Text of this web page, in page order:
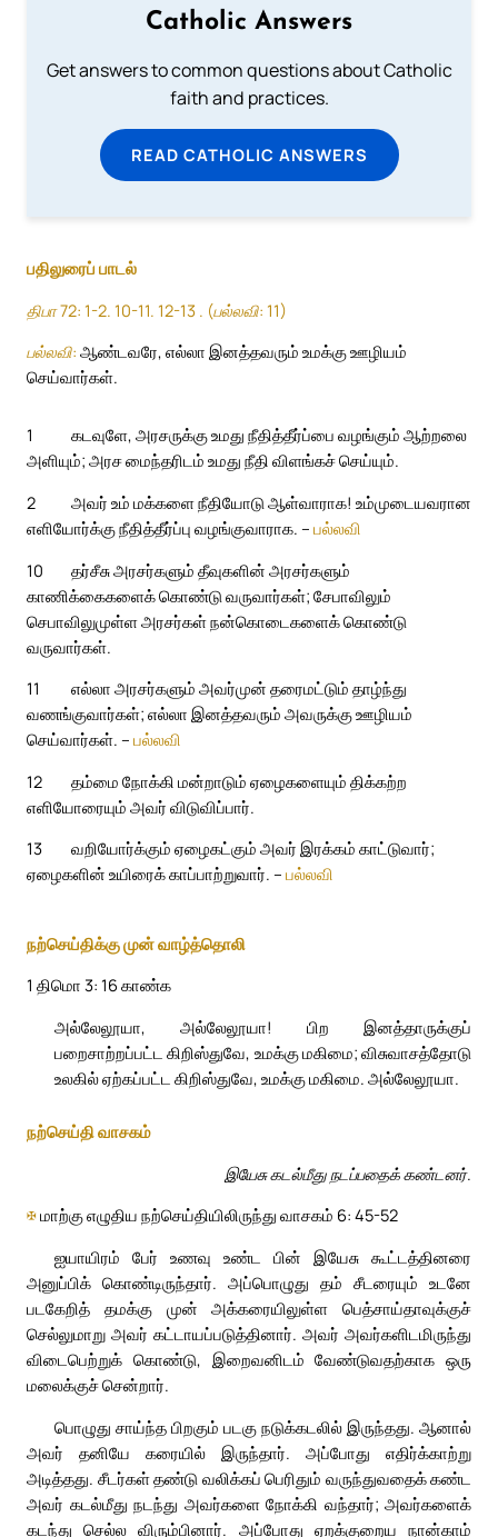
Catholic Answers
Get answers to common questions about Catholic
faith and practices.
READ CATHOLIC ANSWERS
பதிலுரைப் பாடல்
திபா 72: 1-2. 10-11. 12-13 . (பல்லவி: 11)
பல்லவி: ஆண்டவரே, எல்லா இனத்தவரும் உமக்கு ஊழியம்
செய்வார்கள்.
1
கடவுளே, அரசருக்கு உமது நீதித்தீர்ப்பை வழங்கும் ஆற்றலை
அளியும்; அரச மைந்தரிடம் உமது நீதி விளங்கச் செய்யும்.
2
அவர் உம் மக்களை நீதியோடு ஆள்வாராக! உம்முடையவரான
எளியோர்க்கு நீதித்தீர்ப்பு வழங்குவாராக. – பல்லவி
10
தர்சீசு அரசர்களும் தீவுகளின் அரசர்களும்
காணிக்கைகளைக் கொண்டு வருவார்கள்; சேபாவிலும்
செபாவிலுமுள்ள அரசர்கள் நன்கொடைகளைக் கொண்டு
வருவார்கள்.
11
எல்லா அரசர்களும் அவர்முன் தரைமட்டும் தாழ்ந்து
வணங்குவார்கள்; எல்லா இனத்தவரும் அவருக்கு ஊழியம்
செய்வார்கள். – பல்லவி
12
தம்மை நோக்கி மன்றாடும் ஏழைகளையும் திக்கற்ற
எளியோரையும் அவர் விடுவிப்பார்.
13
வறியோர்க்கும் ஏழைகட்கும் அவர் இரக்கம் காட்டுவார்;
ஏழைகளின் உயிரைக் காப்பாற்றுவார். – பல்லவி
நற்செய்திக்கு முன் வாழ்த்தொலி
1 திமொ 3: 16 காண்க
அல்லேலூயா, அல்லேலூயா! பிற இனத்தாருக்குப்
பறைசாற்றப்பட்ட கிறிஸ்துவே, உமக்கு மகிமை; விசுவாசத்தோடு
உலகில் ஏற்கப்பட்ட கிறிஸ்துவே, உமக்கு மகிமை. அல்லேலூயா.
நற்செய்தி வாசகம்
இயேசு கடல்மீது நடப்பதைக் கண்டனர்.
✠மாற்கு எழுதிய நற்செய்தியிலிருந்து வாசகம் 6: 45-52
ஐயாயிரம் பேர் உணவு உண்ட பின் இயேசு கூட்டத்தினரை
அனுப்பிக் கொண்டிருந்தார். அப்பொழுது தம் சீடரையும் உடனே
படகேறித் தமக்கு முன் அக்கரையிலுள்ள பெத்சாய்தாவுக்குச்
செல்லுமாறு அவர் கட்டாயப்படுத்தினார். அவர் அவர்களிடமிருந்து
விடைபெற்றுக் கொண்டு, இறைவனிடம் வேண்டுவதற்காக ஒரு
மலைக்குச் சென்றார்.
பொழுது சாய்ந்த பிறகும் படகு நடுக்கடலில் இருந்தது. ஆனால்
அவர் தனியே கரையில் இருந்தார். அப்போது எதிர்க்காற்று
அடித்தது. சீடர்கள் தண்டு வலிக்கப் பெரிதும் வருந்துவதைக் கண்ட
அவர் கடல்மீது நடந்து அவர்களை நோக்கி வந்தார்; அவர்களைக்
கடந்து செல்ல விரும்பினார். அப்போது ஏறக்குறைய நான்காம்